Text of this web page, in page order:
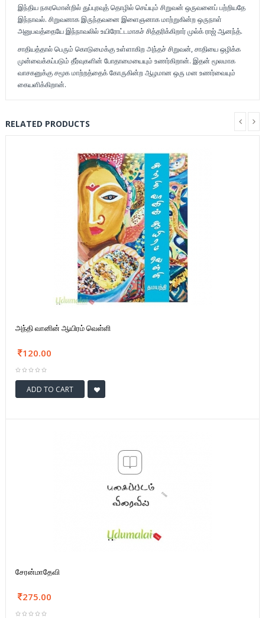
இந்திய நகரமொன்றில் துப்புரவுத் தொழில் செய்யும் சிறுவன் ஒருவனைப் பற்றியதே
இந்நாவல். சிறுவனாக இருந்தவனை இளைஞனாக மாற்றுகின்ற ஒருநாள்
அனுபவத்தையே இந்நாவலில் உயிரோட்டமாகச் சித்தரிக்கிறார் முல்க் ராஜ் ஆனந்த்.
சாதியத்தால் பெரும் கொடுமைக்கு உள்ளாகிற அந்தச் சிறுவன், சாதியை ஒழிக்க
முன்வைக்கப்படும் தீர்வுகளின் போதாமையையும் உணர்கிறான். இதன் மூலமாக
வாசகனுக்கு சமூக மாற்றத்தைக் கோருகின்ற ஆழமான ஒரு மன உணர்வையும்
கையளிக்கிறான்.
RELATED PRODUCTS
அந்தி வானின் ஆயிரம் வெள்ளி
120.00
ADD TO CART
சேரன்மாதேவி
275.00